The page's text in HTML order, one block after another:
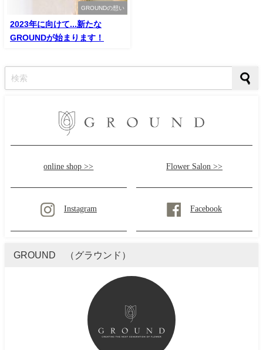
GROUNDの想い
2023年に向けて...新たな
GROUNDが始まります！
online shop >> Flower Salon >>
Instagram Facebook
GROUND （グラウンド）